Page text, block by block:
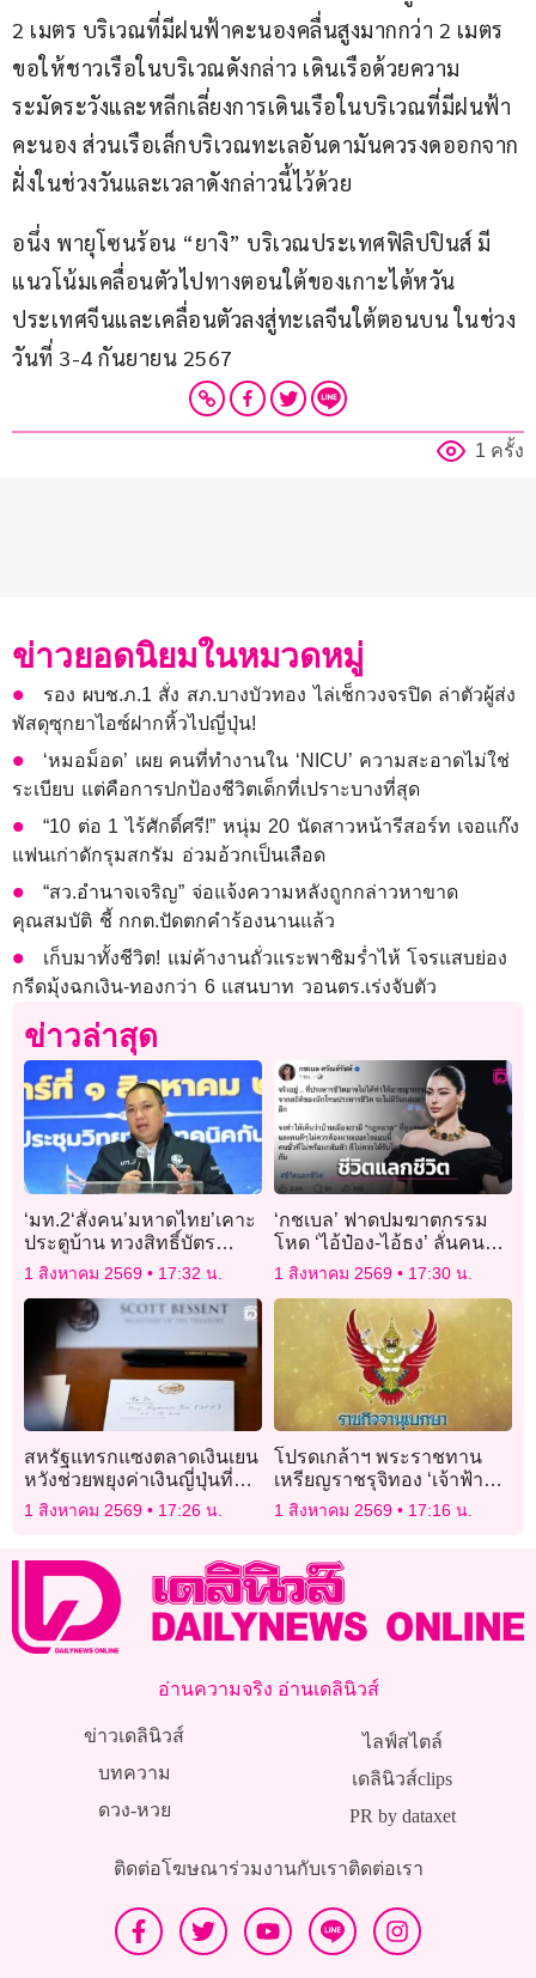
2 เมตร บริเวณที่มีฝนฟ้าคะนองคลื่นสูงมากกว่า 2 เมตร
ขอให้ชาวเรือในบริเวณดังกล่าว เดินเรือด้วยความ
ระมัดระวังและหลีกเลี่ยงการเดินเรือในบริเวณที่มีฝนฟ้า
คะนอง ส่วนเรือเล็กบริเวณทะเลอันดามันควรงดออกจาก
ฝั่งในช่วงวันและเวลาดังกล่าวนี้ไว้ด้วย
อนึ่ง พายุโซนร้อน “ยางิ” บริเวณประเทศฟิลิปปินส์ มี
แนวโน้มเคลื่อนตัวไปทางตอนใต้ของเกาะไต้หวัน
ประเทศจีนและเคลื่อนตัวลงสู่ทะเลจีนใต้ตอนบน ในช่วง
วันที่ 3-4 กันยายน 2567
1 ครั้ง
ข่าวยอดนิยมในหมวดหมู่
รอง ผบช.ภ.1 สั่ง สภ.บางบัวทอง ไล่เช็กวงจรปิด ล่าตัวผู้ส่ง
พัสดุซุกยาไอซ์ฝากหิ้วไปญี่ปุ่น!
‘หมอม็อด’ เผย คนที่ทำงานใน ‘NICU’ ความสะอาดไม่ใช่
ระเบียบ แต่คือการปกป้องชีวิตเด็กที่เปราะบางที่สุด
“10 ต่อ 1 ไร้ศักดิ์ศรี!” หนุ่ม 20 นัดสาวหน้ารีสอร์ท เจอแก๊ง
แฟนเก่าดักรุมสกรัม อ่วมอ้วกเป็นเลือด
“สว.อำนาจเจริญ” จ่อแจ้งความหลังถูกกล่าวหาขาด
คุณสมบัติ ชี้ กกต.ปัดตกคำร้องนานแล้ว
เก็บมาทั้งชีวิต! แม่ค้างานถั่วแระพาชิมร่ำไห้ โจรแสบย่อง
กรีดมุ้งฉกเงิน-ทองกว่า 6 แสนบาท วอนตร.เร่งจับตัว
ข่าวล่าสุด
‘มท.2‘สั่งคน’มหาดไทย’เคาะ
ประตูบ้าน ทวงสิทธิ์บัตร
สวัสดิการฯให้ประชาชน คน
1 สิงหาคม 2569 17:32 น.
‘กชเบล’ ฟาดปมฆาตกรรม
โหด ‘ไอ้ป๋อง-ไอ้ธง’ ลั่นคนชั่ว
ไม่ควรได้รับโอกาส หนุน
1 สิงหาคม 2569 17:30 น.
สหรัฐแทรกแซงตลาดเงินเยน
หวังช่วยพยุงค่าเงินญี่ปุ่นที่
อ่อนหนัก
1 สิงหาคม 2569 17:26 น.
โปรดเกล้าฯ พระราชทาน
เหรียญราชรุจิทอง ‘เจ้าฟ้าพัช
รกิติยาภาฯ-เจ้าฟ้าสิริวัณณว
1 สิงหาคม 2569 17:16 น.
อ่านความจริง อ่านเดลินิวส์
ข่าวเดลินิวส์
บทความ
ดวง-หวย
ไลฟ์สไตล์
เดลินิวส์clips
PR by dataxet
ติดต่อโฆษณาร่วมงานกับเราติดต่อเรา